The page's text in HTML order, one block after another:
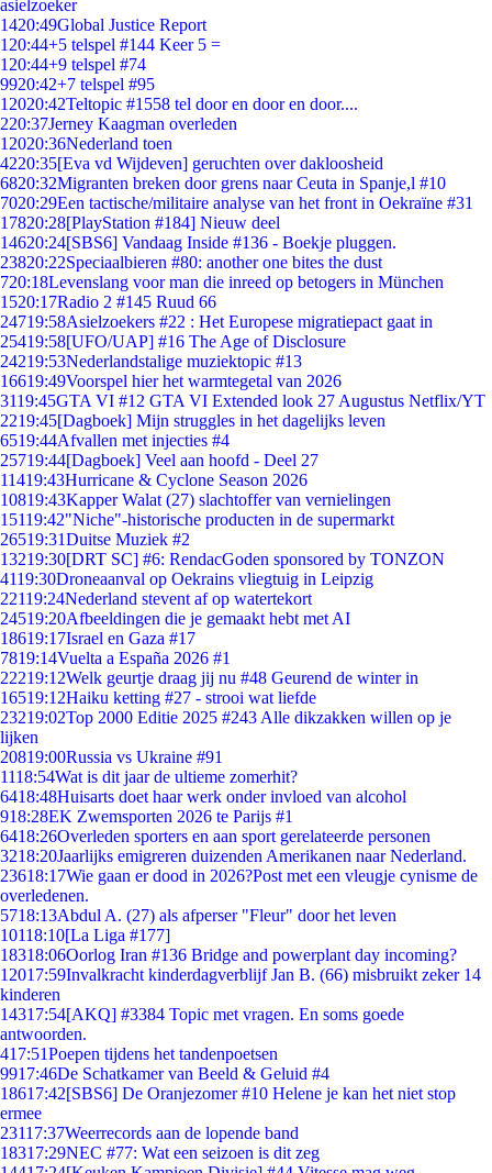
asielzoeker
1420:49Global Justice Report
1 20:44+5 telspel #144 Keer 5 =
1 20:44+9 telspel #74
9920:42+7 telspel #95
12020:42Teltopic #1558 tel door en door en door....
220:37Jerney Kaagman overleden
12020:36Nederland toen
4220:35[Eva vd Wijdeven] geruchten over dakloosheid
6820:32Migranten breken door grens naar Ceuta in Spanje,l #10
7020:29Een tactische/militaire analyse van het front in Oekraïne #31
17820:28[PlayStation #184] Nieuw deel
14620:24[SBS6] Vandaag Inside #136 - Boekje pluggen.
23820:22Speciaalbieren #80: another one bites the dust
720:18Levenslang voor man die inreed op betogers in München
1520:17Radio 2 #145 Ruud 66
24719:58Asielzoekers #22 : Het Europese migratiepact gaat in
25419:58[UFO/UAP] #16 The Age of Disclosure
24219:53Nederlandstalige muziektopic #13
16619:49Voorspel hier het warmtegetal van 2026
3119:45GTA VI #12 GTA VI Extended look 27 Augustus Netflix/YT
2219:45[Dagboek] Mijn struggles in het dagelijks leven
6519:44Afvallen met injecties #4
25719:44[Dagboek] Veel aan hoofd - Deel 27
11419:43Hurricane & Cyclone Season 2026
10819:43Kapper Walat (27) slachtoffer van vernielingen
15119:42"Niche"-historische producten in de supermarkt
26519:31Duitse Muziek #2
13219:30[DRT SC] #6: RendacGoden sponsored by TONZON
4119:30Droneaanval op Oekrains vliegtuig in Leipzig
22119:24Nederland stevent af op watertekort
24519:20Afbeeldingen die je gemaakt hebt met AI
18619:17Israel en Gaza #17
7819:14Vuelta a España 2026 #1
22219:12Welk geurtje draag jij nu #48 Geurend de winter in
16519:12Haiku ketting #27 - strooi wat liefde
23219:02Top 2000 Editie 2025 #243 Alle dikzakken willen op je
lijken
20819:00Russia vs Ukraine #91
1118:54Wat is dit jaar de ultieme zomerhit?
6418:48Huisarts doet haar werk onder invloed van alcohol
918:28EK Zwemsporten 2026 te Parijs #1
6418:26Overleden sporters en aan sport gerelateerde personen
3218:20Jaarlijks emigreren duizenden Amerikanen naar Nederland.
23618:17Wie gaan er dood in 2026?Post met een vleugje cynisme de
overledenen.
5718:13Abdul A. (27) als afperser "Fleur" door het leven
10118:10[La Liga #177]
18318:06Oorlog Iran #136 Bridge and powerplant day incoming?
12017:59Invalkracht kinderdagverblijf Jan B. (66) misbruikt zeker 14
kinderen
14317:54[AKQ] #3384 Topic met vragen. En soms goede
antwoorden.
417:51Poepen tijdens het tandenpoetsen
9917:46De Schatkamer van Beeld & Geluid #4
18617:42[SBS6] De Oranjezomer #10 Helene je kan het niet stop
ermee
23117:37Weerrecords aan de lopende band
18317:29NEC #77: Wat een seizoen is dit zeg